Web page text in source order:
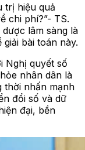
trị hiệu quả
chi phí?”- TS.
lâm sàng là
bài toán này.
Nghị quyết số
nhân dân là
thời nhấn mạnh
đổi số và dữ
đại, bền